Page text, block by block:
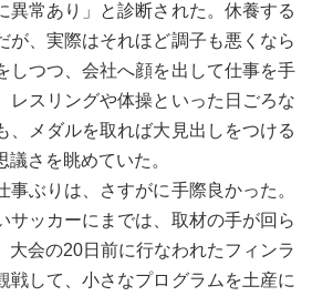
常あり」と診断された。休養する
が、実際はそれほど調子も悪くなら
しつつ、会社へ顔を出して仕事を手
レスリングや体操といった日ごろな
、メダルを取れば大見出しをつける
さを眺めていた。
ぶりは、さすがに手際良かった。
サッカーにまでは、取材の手が回ら
大会の20日前に行なわれたフィンラ
戦して、小さなプログラムを土産に